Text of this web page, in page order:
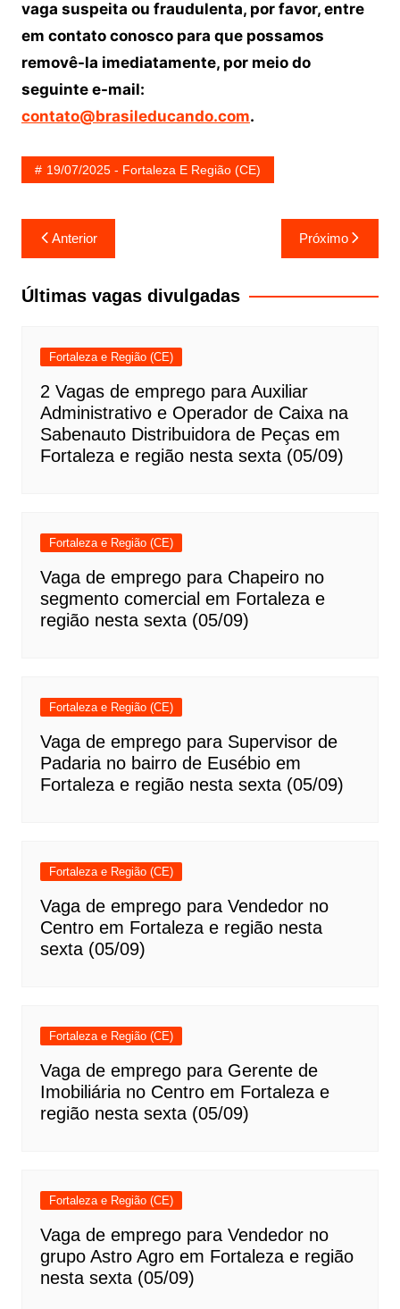
vaga suspeita ou fraudulenta, por favor, entre
em contato conosco para que possamos
removê-la imediatamente, por meio do
seguinte e-mail:
contato@brasileducando.com.
19/07/2025 - Fortaleza E Região (CE)
Navegação
de
Post
Anterior Próximo
Últimas vagas divulgadas
Fortaleza e Região (CE)
2 Vagas de emprego para Auxiliar
Administrativo e Operador de Caixa na
Sabenauto Distribuidora de Peças em
Fortaleza e região nesta sexta (05/09)
Fortaleza e Região (CE)
Vaga de emprego para Chapeiro no
segmento comercial em Fortaleza e
região nesta sexta (05/09)
Fortaleza e Região (CE)
Vaga de emprego para Supervisor de
Padaria no bairro de Eusébio em
Fortaleza e região nesta sexta (05/09)
Fortaleza e Região (CE)
Vaga de emprego para Vendedor no
Centro em Fortaleza e região nesta
sexta (05/09)
Fortaleza e Região (CE)
Vaga de emprego para Gerente de
Imobiliária no Centro em Fortaleza e
região nesta sexta (05/09)
Fortaleza e Região (CE)
Vaga de emprego para Vendedor no
grupo Astro Agro em Fortaleza e região
nesta sexta (05/09)